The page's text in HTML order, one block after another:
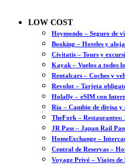
LOW COST
Heymondo – Seguro de
Booking – Hoteles y
Civitatis – Tours y
Kayak – Vuelos a todos
Rentalcars – Coches y
Revolut – Tarjeta
Holafly – eSIM con
Ria – Cambio de divisa y
TheFork – Restaurantes:
JR Pass – Japan Rail
HomeExchange –
Central de Reservas –
Voyage Privé – Viajes